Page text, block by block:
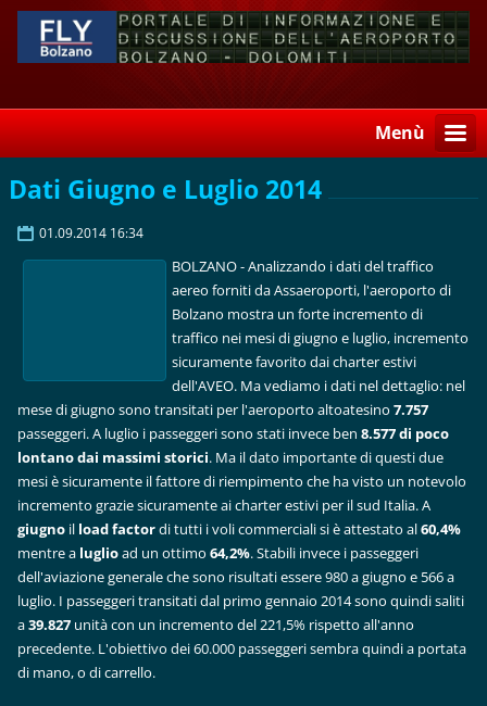
Menù
Dati Giugno e Luglio 2014
01.09.2014 16:34
BOLZANO - Analizzando i dati del traffico
aereo forniti da Assaeroporti, l'aeroporto di
Bolzano mostra un forte incremento di
traffico nei mesi di giugno e luglio, incremento
sicuramente favorito dai charter estivi
dell'AVEO. Ma vediamo i dati nel dettaglio: nel
mese di giugno sono transitati per l'aeroporto altoatesino7.757
passeggeri. A luglio i passeggeri sono stati invece ben8.577 di poco
lontano dai massimi storici. Ma il dato importante di questi due
mesi è sicuramente il fattore di riempimento che ha visto un notevolo
incremento grazie sicuramente ai charter estivi per il sud Italia. A
giugno il load factordi tutti i voli commerciali si è attestato al60,4%
mentre a luglioad un ottimo 64,2%. Stabili invece i passeggeri
dell'aviazione generale che sono risultati essere 980 a giugno e 566 a
luglio. I passeggeri transitati dal primo gennaio 2014 sono quindi saliti
a39.827 unità con un incremento del 221,5% rispetto all'anno
precedente. L'obiettivo dei 60.000 passeggeri sembra quindi a portata
di mano, o di carrello.